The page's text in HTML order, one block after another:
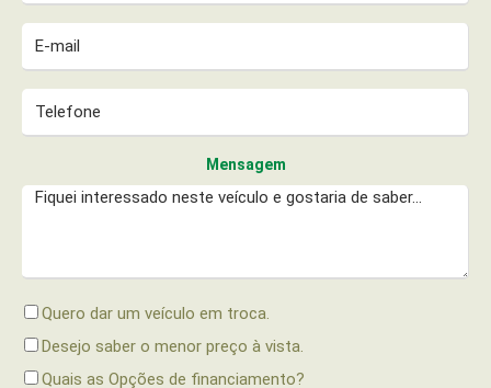
Mensagem
Quero dar um veículo em troca.
Desejo saber o menor preço à vista.
Quais as Opções de financiamento?